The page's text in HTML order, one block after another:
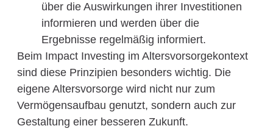
über die Auswirkungen ihrer Investitionen
informieren und werden über die
Ergebnisse regelmäßig informiert.
Beim Impact Investing im Altersvorsorgekontext
sind diese Prinzipien besonders wichtig. Die
eigene Altersvorsorge wird nicht nur zum
Vermögensaufbau genutzt, sondern auch zur
Gestaltung einer besseren Zukunft.